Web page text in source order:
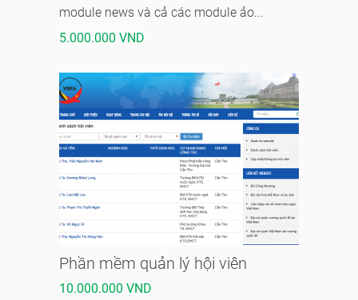
module news và cả các module ảo...
5.000.000 VND
Phần mềm quản lý hội viên
10.000.000 VND